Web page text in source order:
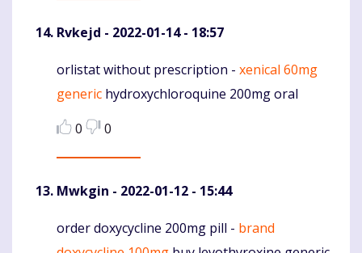
Rvkejd - 2022-01-14 - 18:57
Komentaras
orlistat without prescription - xenical 60mg
generic hydroxychloroquine 200mg oral
0
0
Mwkgin - 2022-01-12 - 15:44
Komentaras
order doxycycline 200mg pill - brand